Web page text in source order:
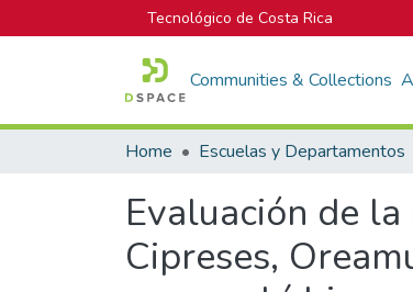
Tecnológico de Costa Rica
Communities & Collections
Home Escuelas y Departamentos
Evaluación de
Cipreses,